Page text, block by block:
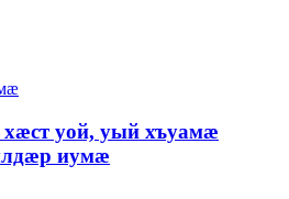
уой, уый хъуамæ
иумæ